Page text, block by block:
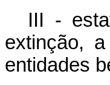
III -
extinção,
entidades